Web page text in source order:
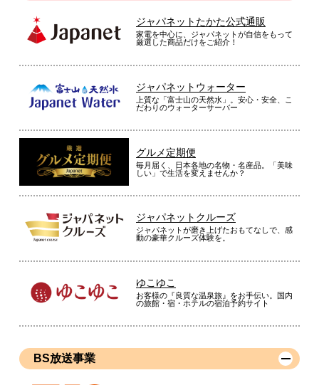
ジャパネットたかた公式通販
家電を中心に、ジャパネットが自信をもって
厳選した商品だけをご紹介！
ジャパネットウォーター
上質な「富士山の天然水」。安心・安全、こ
だわりのウォーターサーバー
グルメ定期便
毎月届く、日本各地の名物・名産品。「美味
しい」で生活を変えませんか？
ジャパネットクルーズ
ジャパネットが磨き上げたおもてなしで、感
動の豪華クルーズ体験を。
ゆこゆこ
お客様の『良質な温泉旅』をお手伝い。国内
の旅館・宿・ホテルの宿泊予約サイト
BS放送事業